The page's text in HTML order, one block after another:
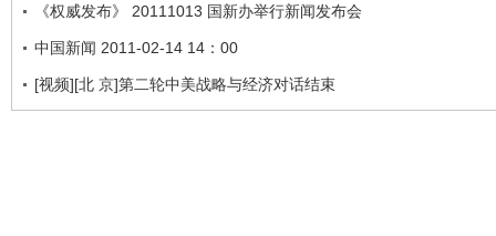
《权威发布》 20111013 国新办举行新闻发布会
中国新闻 2011-02-14 14：00
[视频][北 京]第二轮中美战略与经济对话结束